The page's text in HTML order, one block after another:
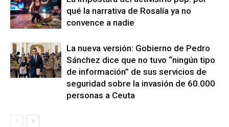
qué la narrativa de Rosalía ya no
convence a nadie
La nueva versión: Gobierno de Pedro
Sánchez dice que no tuvo “ningún tipo
de información” de sus servicios de
seguridad sobre la invasión de 60.000
personas a Ceuta